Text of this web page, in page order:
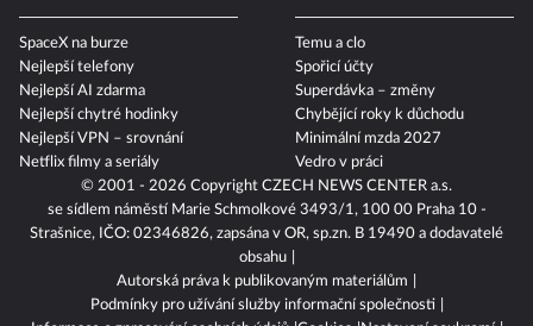
© 2001 - 2026 Copyright CZECH NEWS CENTER a.s.
se sídlem náměstí Marie Schmolkové 3493/1, 100 00 Praha 10 -
Strašnice, IČO: 02346826, zapsána v OR, sp.zn. B 19490 a dodavatelé
obsahu
Autorská práva k publikovaným materiálům
Podmínky pro užívání služby informační společnosti
SpaceX na burze
Nejlepší telefony
Nejlepší AI zdarma
Nejlepší chytré hodinky
Nejlepší VPN – srovnání
Netflix filmy a seriály
Temu a clo
Spořicí účty
Superdávka – změny
Chybějící roky k důchodu
Minimální mzda 2027
Vedro v práci